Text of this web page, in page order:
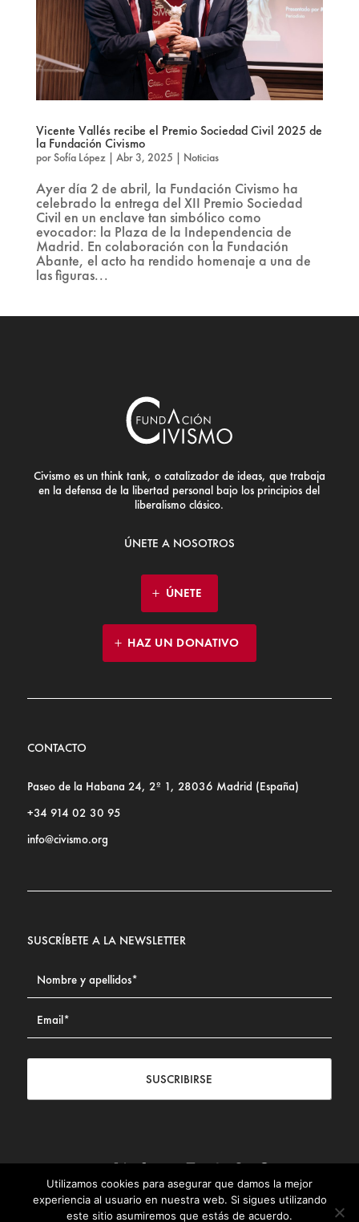
Vicente Vallés recibe el Premio Sociedad Civil 2025 de
la Fundación Civismo
porSofía López| Abr 3, 2025 Noticias
Ayer día 2 de abril, la Fundación Civismo ha
celebrado la entrega del XII Premio Sociedad
Civil en un enclave tan simbólico como
evocador: la Plaza de la Independencia de
Madrid. En colaboración con la Fundación
Abante, el acto ha rendido homenaje a una de
las figuras...
Civismo es un think tank, o catalizador de ideas, que trabaja
en la defensa de la libertad personal bajo los principios del
liberalismo clásico.
ÚNETE A NOSOTROS
ÚNETE
HAZ UN DONATIVO
CONTACTO
Paseo de la Habana 24, 2º 1, 28036 Madrid (España)
+34 914 02 30 95
info@civismo.org
SUSCRÍBETE A LA NEWSLETTER
SUSCRIBIRSE
Contacto|Aviso legal| Política de privacidad| Política de
Cookies
Utilizamos cookies para asegurar que damos la mejor
experiencia al usuario en nuestra web. Si sigues utilizando
este sitio asumiremos que estás de acuerdo.